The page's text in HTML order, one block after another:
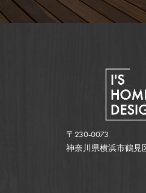
〒230-0073
神奈川県横浜市鶴見